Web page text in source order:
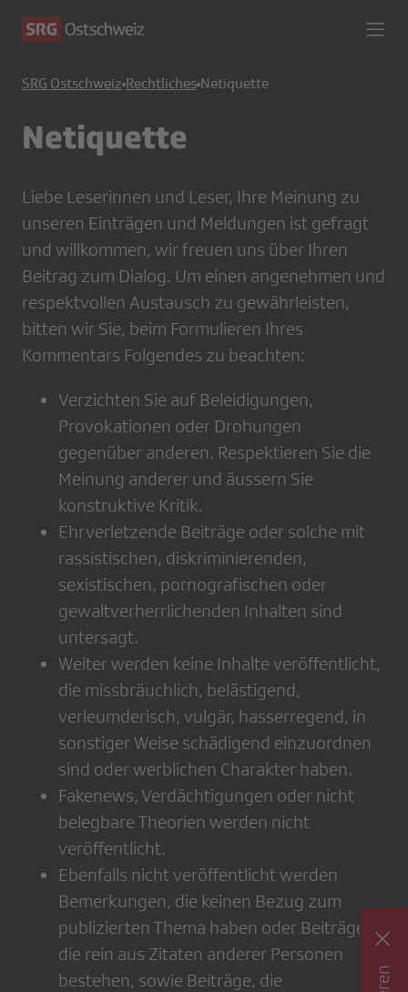
SRG Ostschweiz Rechtliches Netiquette
Netiquette
Liebe Leserinnen und Leser, Ihre Meinung zu
unseren Einträgen und Meldungen ist gefragt
und willkommen, wir freuen uns über Ihren
Beitrag zum Dialog. Um einen angenehmen und
respektvollen Austausch zu gewährleisten,
bitten wir Sie, beim Formulieren Ihres
Kommentars Folgendes zu beachten:
Verzichten Sie auf Beleidigungen,
Provokationen oder Drohungen
gegenüber anderen. Respektieren Sie die
Meinung anderer und äussern Sie
konstruktive Kritik.
Ehrverletzende Beiträge oder solche mit
rassistischen, diskriminierenden,
sexistischen, pornografischen oder
gewaltverherrlichenden Inhalten sind
untersagt.
Weiter werden keine Inhalte veröffentlicht,
die missbräuchlich, belästigend,
verleumderisch, vulgär, hasserregend, in
sonstiger Weise schädigend einzuordnen
sind oder werblichen Charakter haben.
Fakenews, Verdächtigungen oder nicht
belegbare Theorien werden nicht
veröffentlicht.
Ebenfalls nicht veröffentlicht werden
Bemerkungen, die keinen Bezug zum
publizierten Thema haben oder Beiträge,
die rein aus Zitaten anderer Personen
bestehen, sowie Beiträge, die